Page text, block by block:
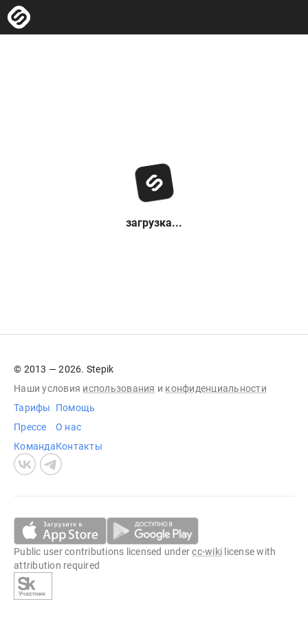
загрузка...
© 2013 — 2026. Stepik
Наши условия использования и конфиденциальности
Тарифы
Прессе
Команда
Помощь
О нас
Контакты
Public user contributions licensed undercc-wiki license with
attribution required